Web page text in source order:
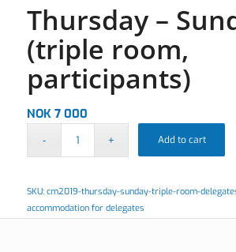
Thursday –
(triple room,
participants)
NOK7 000
Add to cart
SKU: cm2019-thursday-sunday-triple-room-
accommodation for delegates